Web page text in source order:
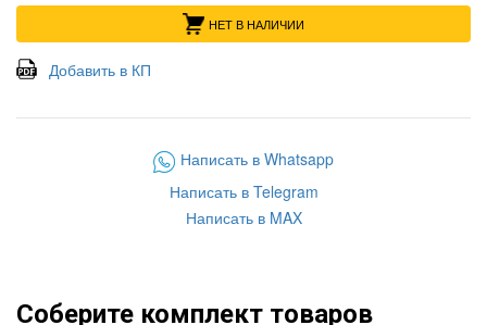
НЕТ В НАЛИЧИИ
Добавить в КП
Написать в Whatsapp
Написать в Telegram
Написать в MAX
Соберите комплект товаров